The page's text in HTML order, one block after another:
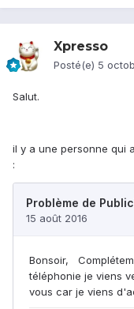
Xpresso
Posté(e) 5
Salut.
il y a une personne qui
: